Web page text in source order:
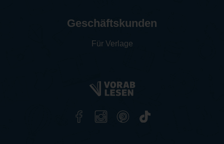
Geschäftskunden
Für Verlage